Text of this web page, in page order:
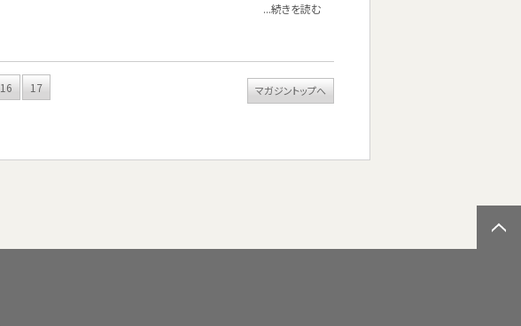
...続きを読む
16
17
マガジントップへ